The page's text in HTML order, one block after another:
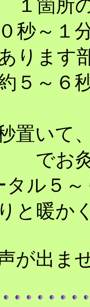
１箇所
秒～１
ります
５～６
置いて
でお
タル５
と暖
声が出